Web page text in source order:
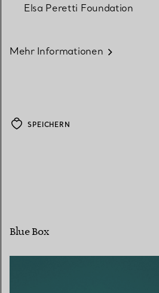
Elsa Peretti Foundation
Mehr Informationen
SPEICHERN
Blue Box